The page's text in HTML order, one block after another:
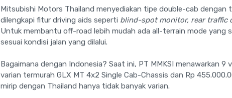
Mitsubishi Motors Thailand menyediakan tipe double-cab
dilengkapi fitur driving aids seperti blind-spot monitor, rear traffic
Untuk membantu off-road lebih mudah ada all-terrain mode yang
sesuai kondisi jalan yang dilalui.
Bagaimana dengan Indonesia? Saat ini, PT MMKSI menawarkan
varian termurah GLX MT 4x2 Single Cab-Chassis dan Rp
mirip dengan Thailand hanya tidak banyak varian.